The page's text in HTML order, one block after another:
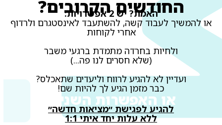
החודשים הקרובים?
האמת? יש 2 אפשרויות:
או להמשיך לעבוד קשה, להשתעבד לאינסטגרם ולרדוף
אחרי לקוחות
ולחיות בחרדה מתמדת ברגעי משבר
(שלא חסרים לנו פה...)
ועדיין לא להגיע לרווח וליעדים שתאכלס?
כבר מזמן הגיע לך להיות שם!
או האפשרות השניה:
להגיע לפגישת ״מציאות חדשה״
ללא עלות יחד איתי 1:1